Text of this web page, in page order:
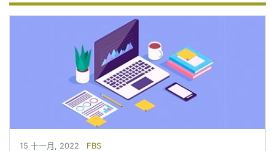
15 十一月, 2022 FBS